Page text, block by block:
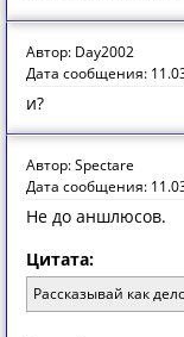
Автор: Day2002
Дата сообщения:
и?
Автор: Spectare
Дата сообщения:
Не до аншлюсов.
Цитата:
Рассказывай как